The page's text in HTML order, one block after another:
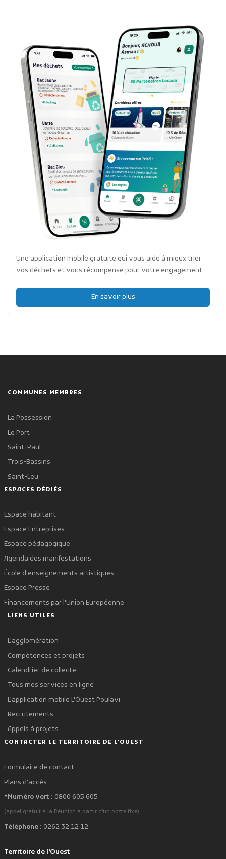
Une application mobile gratuite qui vous aide à mieux trier
vos déchets et vous récompense pour votre engagement.
En savoir plus
COMMUNES MEMBRES
La Possession
Le Port
Saint-Paul
Trois-Bassins
Saint-Leu
ESPACES DÉDIÉS
Espace habitant
Espace Entreprises
Espace pédagogique
Agenda des manifestations
École d'enseignements artistiques
Espace Presse
Financements par l'Union Européenne
LIENS UTILES
L'agglomération
Compétences et projets
Calendrier de collecte
Tous mes services en ligne
L'application mobile L'Ouest Poulavi
Recrutements
Appels à projets
CONTACTER LE TERRITOIRE DE L'OUEST
Formulaire de contact
Plans d'accès
*Numéro vert : 0800 605 605
(appel gratuit à la Réunion à partir d'un poste fixe).
Téléphone : 0262 32 12 12
Territoire de l'Ouest